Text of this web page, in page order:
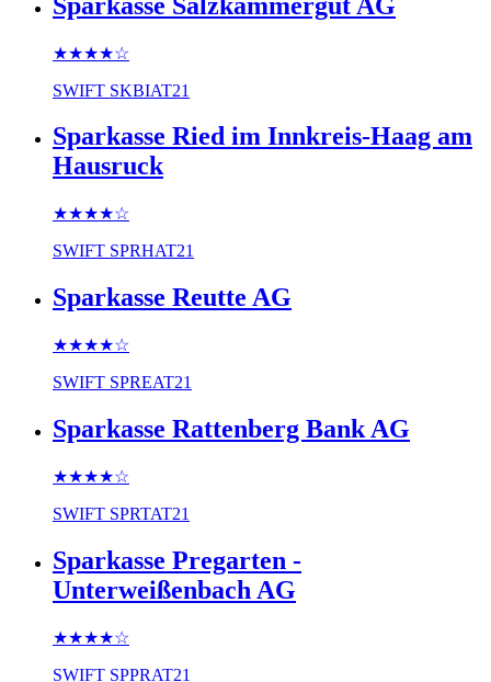
★★★★☆
SWIFT SKBIAT21
Sparkasse Ried im Innkreis-Haag am
Hausruck
★★★★☆
SWIFT SPRHAT21
Sparkasse Reutte AG
★★★★☆
SWIFT SPREAT21
Sparkasse Rattenberg Bank AG
★★★★☆
SWIFT SPRTAT21
Sparkasse Pregarten -
Unterweißenbach AG
★★★★☆
SWIFT SPPRAT21